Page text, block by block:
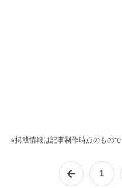
※掲載情報は記事制作時点のもの
1